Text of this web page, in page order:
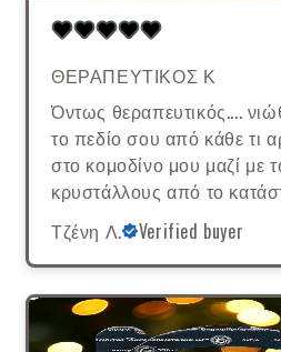
ΘΕΡΑΠΕΥΤΙΚΟΣ Κ
Όντως θεραπευτικός....
το πεδίο σου από κάθε τι
στο κομοδίνο μου μαζί με
κρυστάλλους από το
Τζένη Λ.
Verified buyer